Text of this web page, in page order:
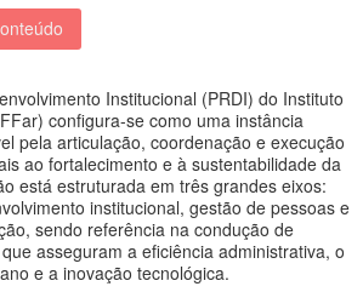
Institucional (PRDI) do Instituto
configura-se como uma instância
pela articulação, coordenação e execução
ao fortalecimento e à sustentabilidade da
está estruturada em três grandes eixos:
institucional, gestão de pessoas e
sendo referência na condução de
asseguram a eficiência administrativa, o
e a inovação tecnológica.